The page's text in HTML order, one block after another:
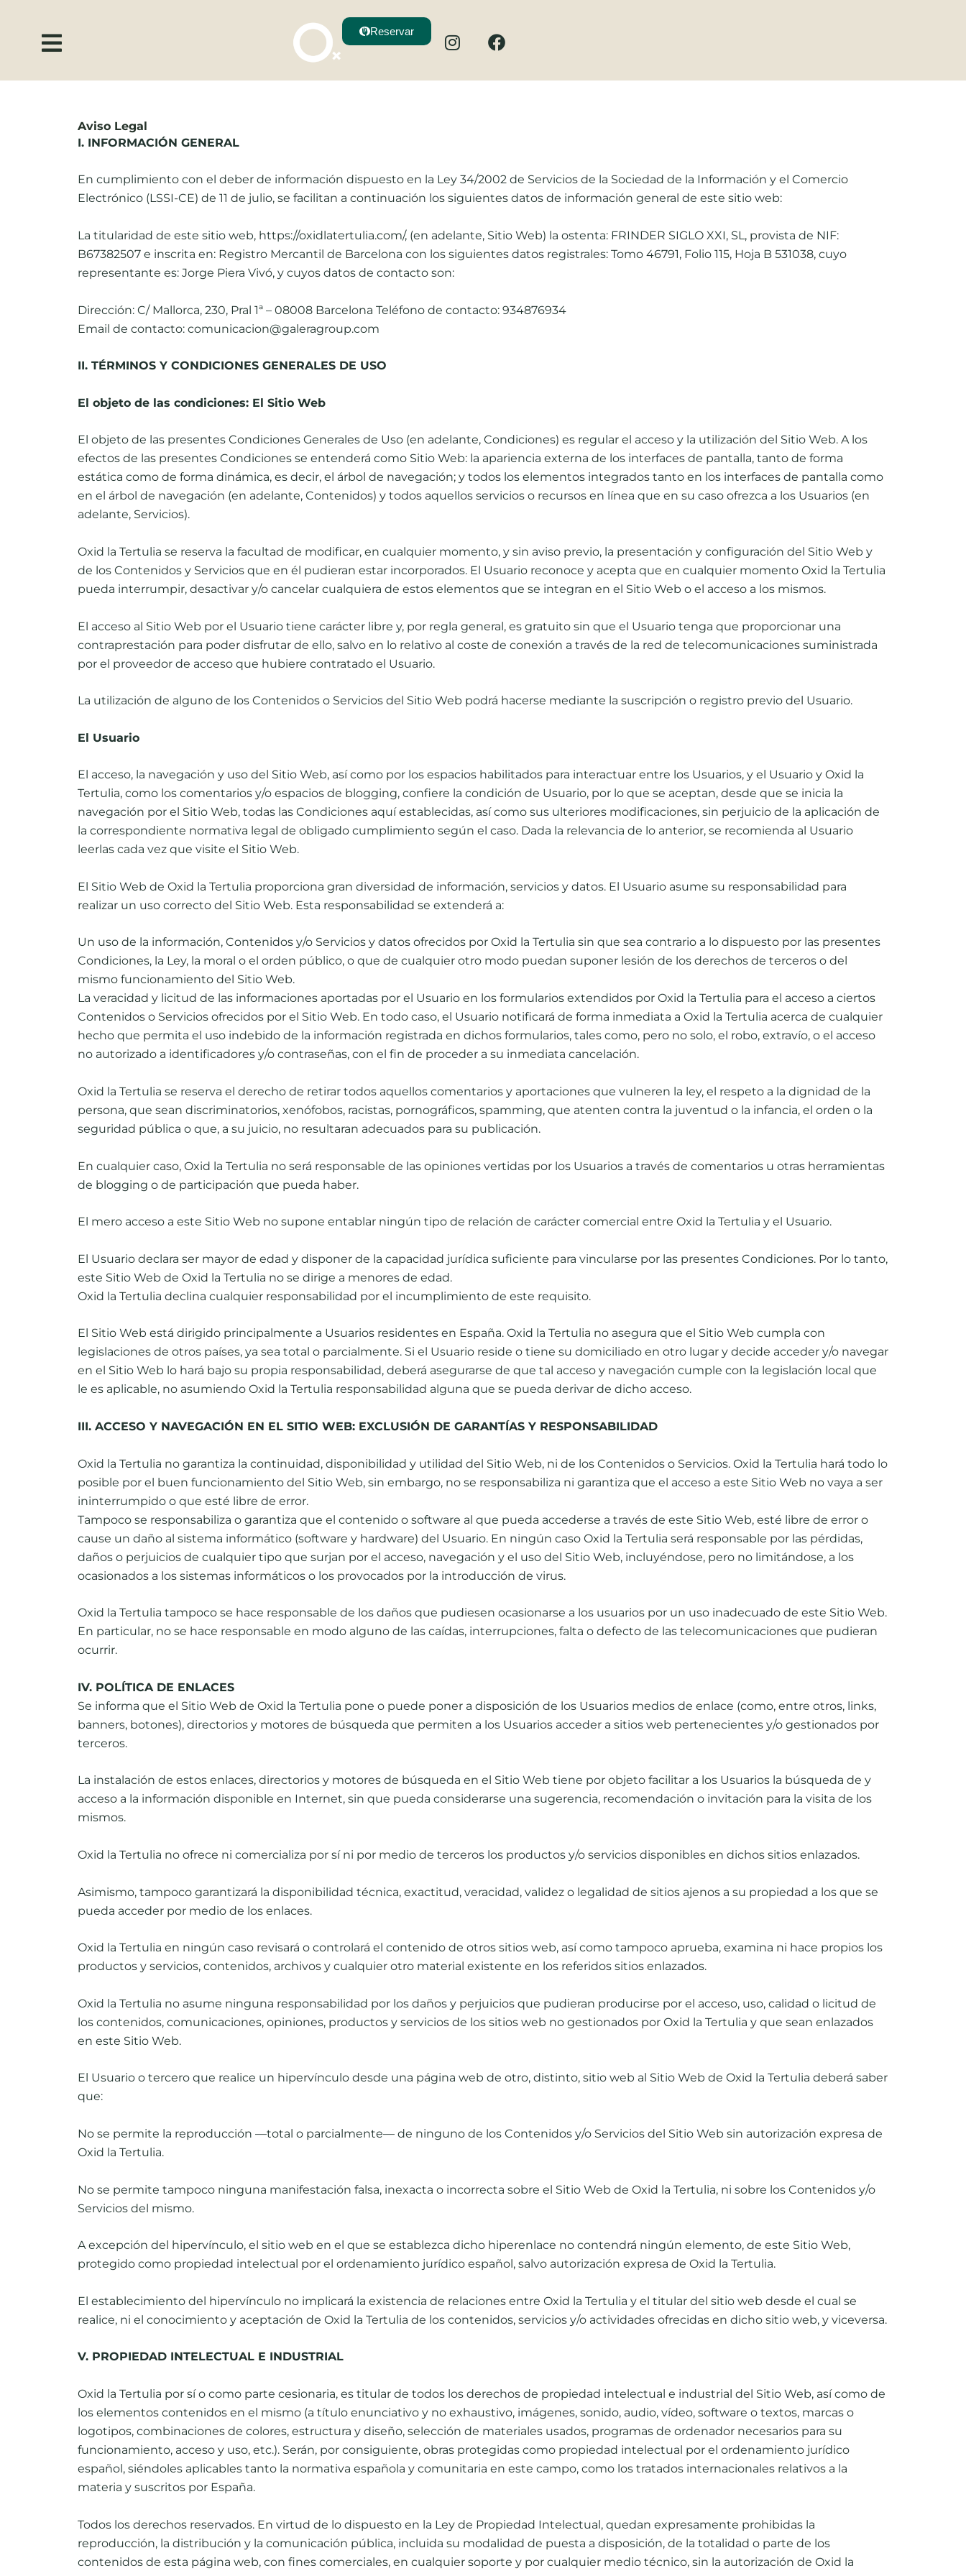
contenido
Reservar
I
n
t
m
F
a
e
Aviso Legal
I. INFORMACIÓN GENERAL
En cumplimiento con el deber de información dispuesto en la Ley 34/2002 de Servicios de la Sociedad de la Información y el Comercio
Electrónico (LSSI-CE) de 11 de julio, se facilitan a continuación los siguientes datos de información general de este sitio web:
La titularidad de este sitio web, https://oxidlatertulia.com/, (en adelante, Sitio Web) la ostenta: FRINDER SIGLO XXI, SL, provista de NIF:
B67382507 e inscrita en: Registro Mercantil de Barcelona con los siguientes datos registrales: Tomo 46791, Folio 115, Hoja B 531038, cuyo
representante es: Jorge Piera Vivó, y cuyos datos de contacto son:
Dirección: C/ Mallorca, 230, Pral 1ª – 08008 Barcelona Teléfono de contacto: 934876934
Email de contacto: comunicacion@galeragroup.com
II. TÉRMINOS Y CONDICIONES GENERALES DE USO
El objeto de las condiciones: El Sitio Web
El objeto de las presentes Condiciones Generales de Uso (en adelante, Condiciones) es regular el acceso y la utilización del Sitio Web. A los
efectos de las presentes Condiciones se entenderá como Sitio Web: la apariencia externa de los interfaces de pantalla, tanto de forma
estática como de forma dinámica, es decir, el árbol de navegación; y todos los elementos integrados tanto en los interfaces de pantalla como
en el árbol de navegación (en adelante, Contenidos) y todos aquellos servicios o recursos en línea que en su caso ofrezca a los Usuarios (en
adelante, Servicios).
Oxid la Tertulia se reserva la facultad de modiﬁcar, en cualquier momento, y sin aviso previo, la presentación y conﬁguración del Sitio Web y
de los Contenidos y Servicios que en él pudieran estar incorporados. El Usuario reconoce y acepta que en cualquier momento Oxid la Tertulia
pueda interrumpir, desactivar y/o cancelar cualquiera de estos elementos que se integran en el Sitio Web o el acceso a los mismos.
El acceso al Sitio Web por el Usuario tiene carácter libre y, por regla general, es gratuito sin que el Usuario tenga que proporcionar una
contraprestación para poder disfrutar de ello, salvo en lo relativo al coste de conexión a través de la red de telecomunicaciones suministrada
por el proveedor de acceso que hubiere contratado el Usuario.
La utilización de alguno de los Contenidos o Servicios del Sitio Web podrá hacerse mediante la suscripción o registro previo del Usuario.
El Usuario
El acceso, la navegación y uso del Sitio Web, así como por los espacios habilitados para interactuar entre los Usuarios, y el Usuario y Oxid la
Tertulia, como los comentarios y/o espacios de blogging, conﬁere la condición de Usuario, por lo que se aceptan, desde que se inicia la
navegación por el Sitio Web, todas las Condiciones aquí establecidas, así como sus ulteriores modiﬁcaciones, sin perjuicio de la aplicación de
la correspondiente normativa legal de obligado cumplimiento según el caso. Dada la relevancia de lo anterior, se recomienda al Usuario
leerlas cada vez que visite el Sitio Web.
El Sitio Web de Oxid la Tertulia proporciona gran diversidad de información, servicios y datos. El Usuario asume su responsabilidad para
realizar un uso correcto del Sitio Web. Esta responsabilidad se extenderá a:
Un uso de la información, Contenidos y/o Servicios y datos ofrecidos por Oxid la Tertulia sin que sea contrario a lo dispuesto por las presentes
Condiciones, la Ley, la moral o el orden público, o que de cualquier otro modo puedan suponer lesión de los derechos de terceros o del
mismo funcionamiento del Sitio Web.
La veracidad y licitud de las informaciones aportadas por el Usuario en los formularios extendidos por Oxid la Tertulia para el acceso a ciertos
Contenidos o Servicios ofrecidos por el Sitio Web. En todo caso, el Usuario notiﬁcará de forma inmediata a Oxid la Tertulia acerca de cualquier
hecho que permita el uso indebido de la información registrada en dichos formularios, tales como, pero no solo, el robo, extravío, o el acceso
no autorizado a identiﬁcadores y/o contraseñas, con el ﬁn de proceder a su inmediata cancelación.
Oxid la Tertulia se reserva el derecho de retirar todos aquellos comentarios y aportaciones que vulneren la ley, el respeto a la dignidad de la
persona, que sean discriminatorios, xenófobos, racistas, pornográﬁcos, spamming, que atenten contra la juventud o la infancia, el orden o la
seguridad pública o que, a su juicio, no resultaran adecuados para su publicación.
En cualquier caso, Oxid la Tertulia no será responsable de las opiniones vertidas por los Usuarios a través de comentarios u otras herramientas
de blogging o de participación que pueda haber.
El mero acceso a este Sitio Web no supone entablar ningún tipo de relación de carácter comercial entre Oxid la Tertulia y el Usuario.
El Usuario declara ser mayor de edad y disponer de la capacidad jurídica suﬁciente para vincularse por las presentes Condiciones. Por lo tanto,
este Sitio Web de Oxid la Tertulia no se dirige a menores de edad.
Oxid la Tertulia declina cualquier responsabilidad por el incumplimiento de este requisito.
El Sitio Web está dirigido principalmente a Usuarios residentes en España. Oxid la Tertulia no asegura que el Sitio Web cumpla con
legislaciones de otros países, ya sea total o parcialmente. Si el Usuario reside o tiene su domiciliado en otro lugar y decide acceder y/o navegar
en el Sitio Web lo hará bajo su propia responsabilidad, deberá asegurarse de que tal acceso y navegación cumple con la legislación local que
le es aplicable, no asumiendo Oxid la Tertulia responsabilidad alguna que se pueda derivar de dicho acceso.
III. ACCESO Y NAVEGACIÓN EN EL SITIO WEB: EXCLUSIÓN DE GARANTÍAS Y RESPONSABILIDAD
Oxid la Tertulia no garantiza la continuidad, disponibilidad y utilidad del Sitio Web, ni de los Contenidos o Servicios. Oxid la Tertulia hará todo lo
posible por el buen funcionamiento del Sitio Web, sin embargo, no se responsabiliza ni garantiza que el acceso a este Sitio Web no vaya a ser
ininterrumpido o que esté libre de error.
Tampoco se responsabiliza o garantiza que el contenido o software al que pueda accederse a través de este Sitio Web, esté libre de error o
cause un daño al sistema informático (software y hardware) del Usuario. En ningún caso Oxid la Tertulia será responsable por las pérdidas,
daños o perjuicios de cualquier tipo que surjan por el acceso, navegación y el uso del Sitio Web, incluyéndose, pero no limitándose, a los
ocasionados a los sistemas informáticos o los provocados por la introducción de virus.
Oxid la Tertulia tampoco se hace responsable de los daños que pudiesen ocasionarse a los usuarios por un uso inadecuado de este Sitio Web.
En particular, no se hace responsable en modo alguno de las caídas, interrupciones, falta o defecto de las telecomunicaciones que pudieran
ocurrir.
IV. POLÍTICA DE ENLACES
Se informa que el Sitio Web de Oxid la Tertulia pone o puede poner a disposición de los Usuarios medios de enlace (como, entre otros, links,
banners, botones), directorios y motores de búsqueda que permiten a los Usuarios acceder a sitios web pertenecientes y/o gestionados por
terceros.
La instalación de estos enlaces, directorios y motores de búsqueda en el Sitio Web tiene por objeto facilitar a los Usuarios la búsqueda de y
acceso a la información disponible en Internet, sin que pueda considerarse una sugerencia, recomendación o invitación para la visita de los
mismos.
Oxid la Tertulia no ofrece ni comercializa por sí ni por medio de terceros los productos y/o servicios disponibles en dichos sitios enlazados.
Asimismo, tampoco garantizará la disponibilidad técnica, exactitud, veracidad, validez o legalidad de sitios ajenos a su propiedad a los que se
pueda acceder por medio de los enlaces.
Oxid la Tertulia en ningún caso revisará o controlará el contenido de otros sitios web, así como tampoco aprueba, examina ni hace propios los
productos y servicios, contenidos, archivos y cualquier otro material existente en los referidos sitios enlazados.
Oxid la Tertulia no asume ninguna responsabilidad por los daños y perjuicios que pudieran producirse por el acceso, uso, calidad o licitud de
los contenidos, comunicaciones, opiniones, productos y servicios de los sitios web no gestionados por Oxid la Tertulia y que sean enlazados
en este Sitio Web.
El Usuario o tercero que realice un hipervínculo desde una página web de otro, distinto, sitio web al Sitio Web de Oxid la Tertulia deberá saber
que:
No se permite la reproducción —total o parcialmente— de ninguno de los Contenidos y/o Servicios del Sitio Web sin autorización expresa de
Oxid la Tertulia.
No se permite tampoco ninguna manifestación falsa, inexacta o incorrecta sobre el Sitio Web de Oxid la Tertulia, ni sobre los Contenidos y/o
Servicios del mismo.
A excepción del hipervínculo, el sitio web en el que se establezca dicho hiperenlace no contendrá ningún elemento, de este Sitio Web,
protegido como propiedad intelectual por el ordenamiento jurídico español, salvo autorización expresa de Oxid la Tertulia.
El establecimiento del hipervínculo no implicará la existencia de relaciones entre Oxid la Tertulia y el titular del sitio web desde el cual se
realice, ni el conocimiento y aceptación de Oxid la Tertulia de los contenidos, servicios y/o actividades ofrecidas en dicho sitio web, y viceversa.
V. PROPIEDAD INTELECTUAL E INDUSTRIAL
Oxid la Tertulia por sí o como parte cesionaria, es titular de todos los derechos de propiedad intelectual e industrial del Sitio Web, así como de
los elementos contenidos en el mismo (a título enunciativo y no exhaustivo, imágenes, sonido, audio, vídeo, software o textos, marcas o
logotipos, combinaciones de colores, estructura y diseño, selección de materiales usados, programas de ordenador necesarios para su
funcionamiento, acceso y uso, etc.). Serán, por consiguiente, obras protegidas como propiedad intelectual por el ordenamiento jurídico
español, siéndoles aplicables tanto la normativa española y comunitaria en este campo, como los tratados internacionales relativos a la
materia y suscritos por España.
Todos los derechos reservados. En virtud de lo dispuesto en la Ley de Propiedad Intelectual, quedan expresamente prohibidas la
reproducción, la distribución y la comunicación pública, incluida su modalidad de puesta a disposición, de la totalidad o parte de los
contenidos de esta página web, con ﬁnes comerciales, en cualquier soporte y por cualquier medio técnico, sin la autorización de Oxid la